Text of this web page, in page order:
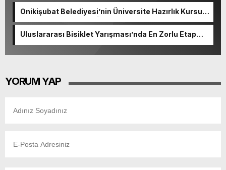
Onikişubat Belediyesi’nin Üniversite Hazırlık Kursu
başvurularında son gün 7 Ağustos.
Uluslararası Bisiklet Yarışması’nda En Zorlu Etap
YORUM YAP